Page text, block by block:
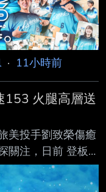
· 11小時前
153 火腿高層送
美投手劉致榮傷癒
關注，日前 登板
到場觀察，據了解
測速， 劉致榮最